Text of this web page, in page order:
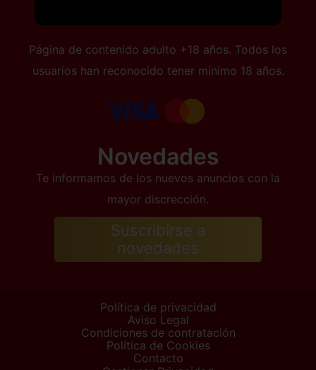
Página de contenido adulto +18 años. Todos los
usuarios han reconocido tener mínimo 18 años.
Novedades
Te informamos de los nuevos anuncios con la
mayor discrección.
Suscribirse a
novedades
Política de privacidad
Aviso Legal
Condiciones de contratación
Política de Cookies
Contacto